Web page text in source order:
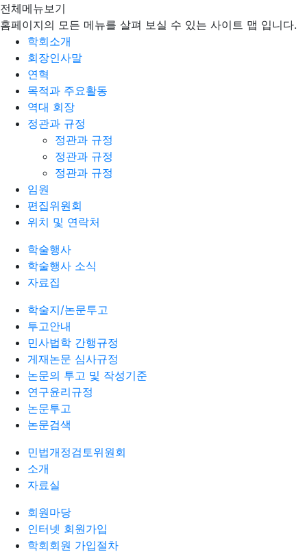
전체메뉴보기
홈페이지의 모든 메뉴를 살펴 보실 수 있는 사이트 맵 입니다.
학회소개
회장인사말
연혁
목적과 주요활동
역대 회장
정관과 규정
정관과 규정
정관과 규정
정관과 규정
임원
편집위원회
위치 및 연락처
학술행사
학술행사 소식
자료집
학술지/논문투고
투고안내
민사법학 간행규정
게재논문 심사규정
논문의 투고 및 작성기준
연구윤리규정
논문투고
논문검색
민법개정검토위원회
소개
자료실
회원마당
인터넷 회원가입
학회회원 가입절차